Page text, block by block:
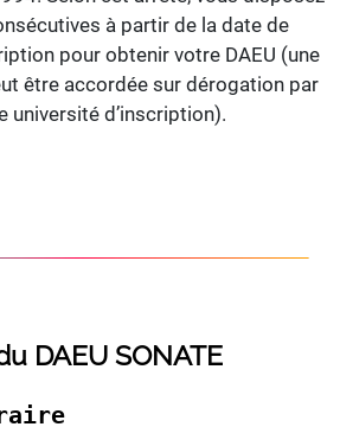
à partir de la date de
pour obtenir votre DAEU (une
être accordée sur dérogation par
université d’inscription).
DAEU SONATE